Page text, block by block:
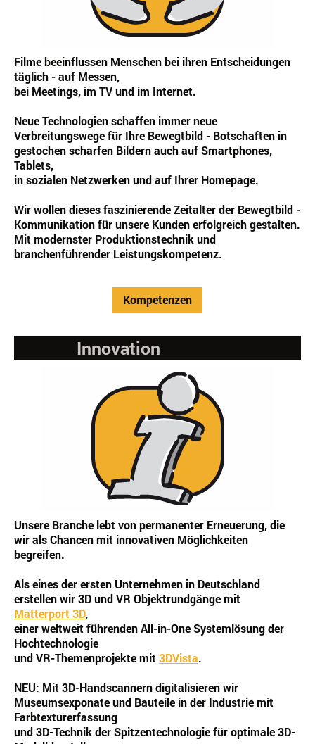
Filme beeinflussen Menschen bei ihren Entscheidungen
täglich - auf Messen,
bei Meetings, im TV und im Internet.
Neue Technologien schaffen immer neue
Verbreitungswege für Ihre Bewegtbild - Botschaften in
gestochen scharfen Bildern auch auf Smartphones,
Tablets,
in sozialen Netzwerken und auf Ihrer Homepage.
Wir wollen dieses faszinierende Zeitalter der Bewegtbild -
Kommunikation für unsere Kunden erfolgreich gestalten.
Mit modernster Produktionstechnik und
branchenführender Leistungskompetenz.
Kompetenzen
Innovation
Unsere Branche lebt von permanenter Erneuerung, die
wir als Chancen mit innovativen Möglichkeiten
begreifen.
Als eines der ersten Unternehmen in Deutschland
erstellen wir 3D und VR Objektrundgänge mit
Matterport 3D,
einer weltweit führenden All-in-One Systemlösung der
Hochtechnologie
und VR-Themenprojekte mit 3DVista.
NEU: Mit 3D-Handscannern digitalisieren wir
Museumsexponate und Bauteile in der Industrie mit
Farbtexturerfassung
und 3D-Technik der Spitzentechnologie für optimale 3D-